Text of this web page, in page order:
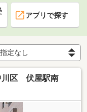
アプリで探す
川区 伏屋駅南